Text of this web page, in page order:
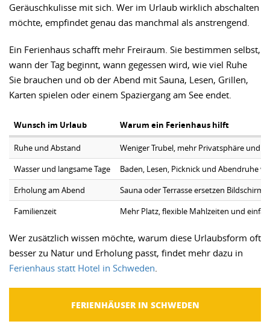
Geräuschkulisse mit sich. Wer im Urlaub wirklich abschalten
möchte, empfindet genau das manchmal als anstrengend.
Ein Ferienhaus schafft mehr Freiraum. Sie bestimmen selbst,
wann der Tag beginnt, wann gegessen wird, wie viel Ruhe
Sie brauchen und ob der Abend mit Sauna, Lesen, Grillen,
Karten spielen oder einem Spaziergang am See endet.
Wunsch im Urlaub Warum ein Ferienhaus hilft
Ruhe und Abstand
Weniger Trubel, mehr Privatsphäre und
Wasser und langsame Tage
Baden, Lesen, Picknick und Abendruhe
Erholung am Abend
Sauna oder Terrasse ersetzen
Familienzeit
Mehr Platz, flexible Mahlzeiten und
Wer zusätzlich wissen möchte, warum diese Urlaubsform oft
besser zu Natur und Erholung passt, findet mehr dazu in
Ferienhaus statt Hotel in Schweden
FERIENHÄUSER IN SCHWEDEN